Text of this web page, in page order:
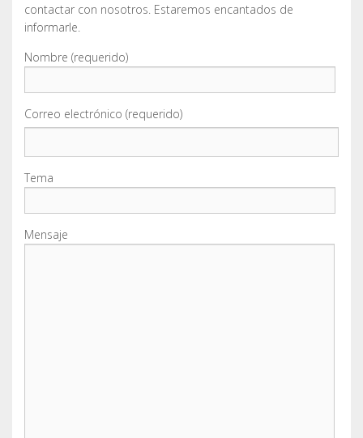
contactar con nosotros. Estaremos encantados de
informarle.
Nombre (requerido)
Correo electrónico (requerido)
Tema
Mensaje